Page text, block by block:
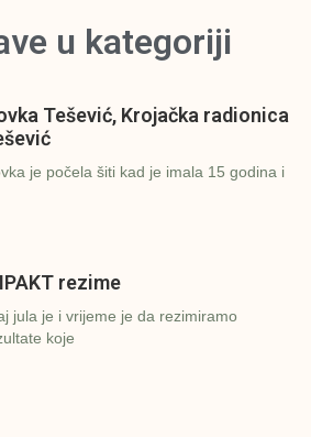
u kategoriji
Tešević, Krojačka radionica
je počela šiti kad je imala 15 godina i
rezime
jula je i vrijeme je da rezimiramo
koje